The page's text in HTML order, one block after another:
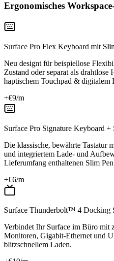
Ergonomisches
Surface Pro Flex Keyboard mit
Neu designt für beispiellose
Zustand oder separat als drahtlose
haptischem Touchpad & digitalem
+€9/m
Surface Pro Signature Keyboard +
Die klassische, bewährte Tastatur
und integriertem Lade- und
Lieferumfang enthaltenen Slim
+€6/m
Surface Thunderbolt™ 4 Docking
Verbindet Ihr Surface im Büro mit
Monitoren, Gigabit-Ethernet und
blitzschnellem Laden.